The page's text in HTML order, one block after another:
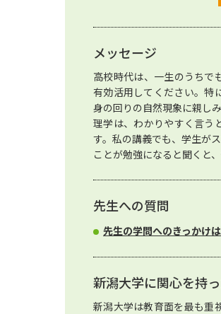
メッセージ
高校時代は、一生のうちで
有効活用してください。特
身の回りの自然現象に親し
理学は、わかりやすく言う
す。私の講義でも、学生が
ことが勉強になると聞くと
先生への質問
先生の学問へのきっかけ
新潟大学に関心を持
新潟大学は教育面を最も重